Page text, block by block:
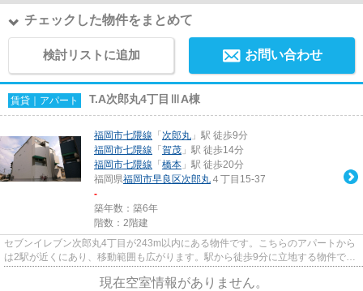
チェックした物件をまとめて
検討リストに追加 お問い合わせ
賃貸｜アパート T.A次郎丸4丁目ⅢA棟
福岡市七隈線 「 次郎丸 」駅 徒歩9分
福岡市七隈線 「 賀茂 」駅 徒歩14分
福岡市七隈線 「 橋本 」駅 徒歩20分
福岡県福岡市早良区次郎丸 ４丁目15-37
-
築年数：築6年
階数：2階建
セブンイレブン次郎丸4丁目が243m以内にある物件です。こちらのアパートから
は2駅が近くにあり、移動範囲も広がります。駅から徒歩9分に立地する物件で
現在空室情報がありません。